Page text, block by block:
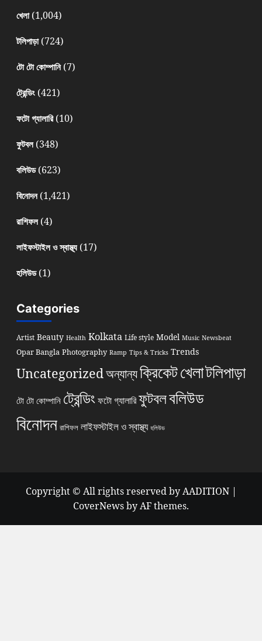
খেলা(1,004)
টলিপাড়া(724)
টো টো কোম্পানি(7)
ট্রেন্ডিং(421)
ফটো গ্যালারি(10)
ফুটবল(348)
বলিউড(623)
বিনোদন(1,421)
রাশিফল(4)
লাইফস্টাইল ও স্বাস্থ্য(17)
হলিউড(1)
Categories
Artist Beauty Health Kolkata Life style Model Music Newsbeat
Opar Bangla Photography Ramp Tips & Tricks Trends
Uncategorizedঅন্যান্যক্রিকেটখেলাটলিপাড়া
টো টো কোম্পানি ট্রেন্ডিং ফটো গ্যালারি ফুটবলবলিউড
বিনোদন রাশিফল লাইফস্টাইল ও স্বাস্থ্য হলিউড
Copyright © All rights reserved by AADITION |
CoverNewsby AF themes.